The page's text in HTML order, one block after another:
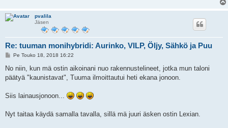
pvalila
Jäsen
Re: tuuman monihybridi: Aurinko, VILP, Öljy, Sähkö ja Puu
V
e
t
Pe Touko 18, 2018 16:22
No niin, kun mä ostin aikoinani nuo rakennustelineet, jotka mun taloni
päätyä "kaunistavat", Tuuma ilmoittautui heti ekana jonoon.
Siis lainausjonoon...
Nyt taitaa käydä samalla tavalla, sillä mä juuri äsken ostin Lexian.